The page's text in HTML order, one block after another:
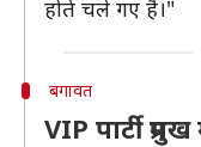
होते चले गए हैं।"
बगावत
VIP पार्टी